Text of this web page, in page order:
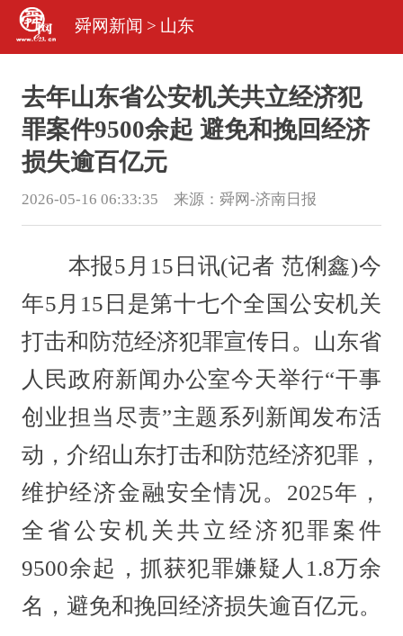
舜网新闻 > 山东
去年山东省公安机关共立经济犯
罪案件9500余起 避免和挽回经济
损失逾百亿元
2026-05-16 06:33:35 来源： 舜网-济南日报
本报5月15日讯(记者 范俐鑫)今
年5月15日是第十七个全国公安机关
打击和防范经济犯罪宣传日。山东省
人民政府新闻办公室今天举行“干事
创业担当尽责”主题系列新闻发布活
动，介绍山东打击和防范经济犯罪，
维护经济金融安全情况。2025年，
全省公安机关共立经济犯罪案件
9500余起，抓获犯罪嫌疑人1.8万余
名，避免和挽回经济损失逾百亿元。